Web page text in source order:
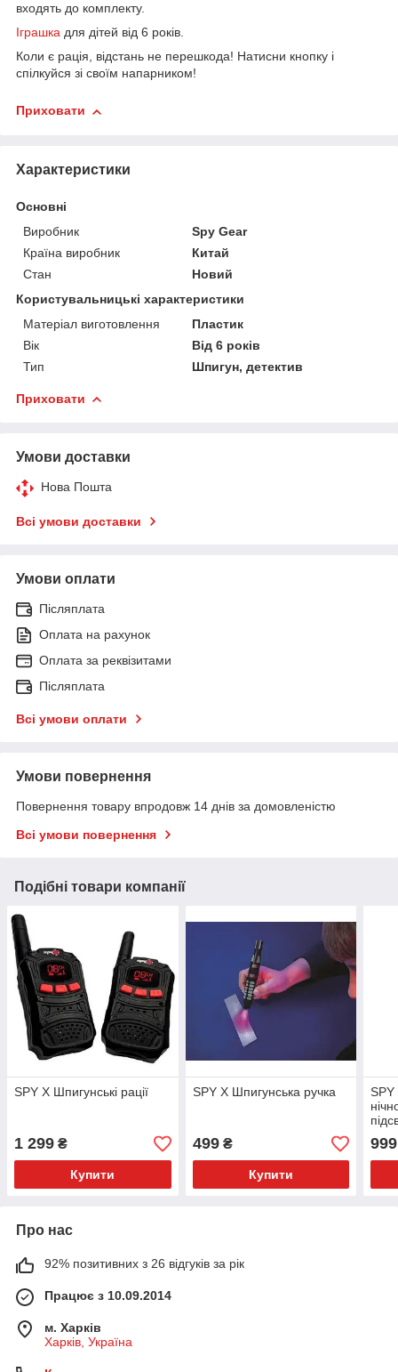
входять до комплекту.
Іграшка для дітей від 6 років.
Коли є рація, відстань не перешкода! Натисни кнопку і
спілкуйся зі своїм напарником!
Приховати
Характеристики
Основні
Виробник
Spy Gear
Країна виробник
Китай
Стан
Новий
Користувальницькі характеристики
Матеріал виготовлення
Пластик
Вік
Від 6 років
Тип
Шпигун, детектив
Приховати
Умови доставки
Нова Пошта
Всі умови доставки
Умови оплати
Післяплата
Оплата на рахунок
Оплата за реквізитами
Післяплата
Всі умови оплати
Умови повернення
Повернення товару впродовж 14 днів за домовленістю
Всі умови повернення
Подібні товари компанії
SPY X Шпигунські рації
1 299 ₴
Купити
SPY X Шпигунська ручка
499₴
Купити
SPY
999
Про нас
92% позитивних з 26 відгуків за рік
Працює з 10.09.2014
м. Харків
Харків, Україна